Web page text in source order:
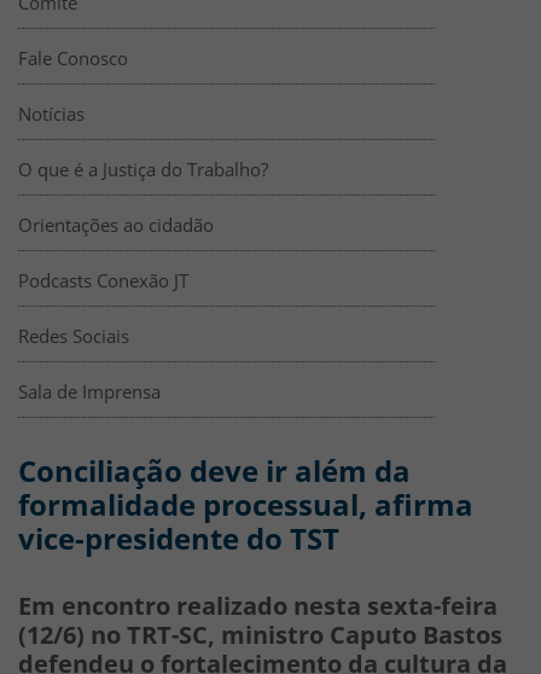
Fale Conosco
Notícias
O que é a Justiça do Trabalho?
Orientações ao cidadão
Podcasts Conexão JT
Redes Sociais
Sala de Imprensa
Conciliação deve ir além da
formalidade processual, afirma
vice-presidente do TST
Em encontro realizado nesta sexta-feira
(12/6) no TRT-SC, ministro Caputo Bastos
defendeu o fortalecimento da cultura da